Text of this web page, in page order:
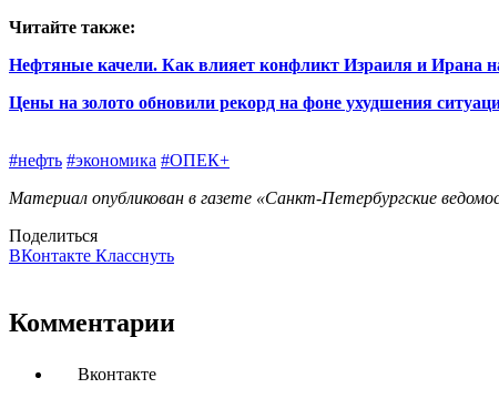
Читайте также:
Нефтяные качели. Как влияет конфликт Израиля и Ирана
Цены на золото обновили рекорд на фоне ухудшения
#нефть #экономика #ОПЕК+
Материал опубликован в газете «Санкт-Петербургские
Поделиться
ВКонтакте Класснуть
Комментарии
Вконтакте